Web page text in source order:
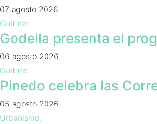
07 agosto 2026
Cultura:
Godella presenta el
06 agosto 2026
Cultura:
Pinedo celebra las
05 agosto 2026
Urbanismo: